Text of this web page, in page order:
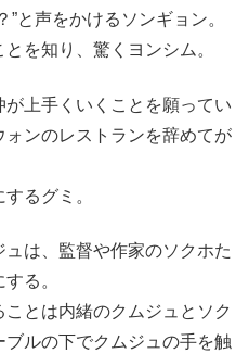
”と声をかけるソンギョン。
を知り、驚くヨンシム。
上手くいくことを願ってい
ンのレストランを辞めてが
るグミ。
は、監督や作家のソクホた
る。
とは内緒のクムジュとソク
ルの下でクムジュの手を触